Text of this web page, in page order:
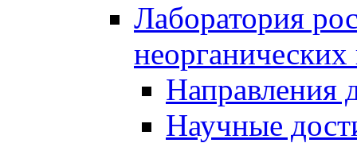
Лаборатория
Направления
Научные